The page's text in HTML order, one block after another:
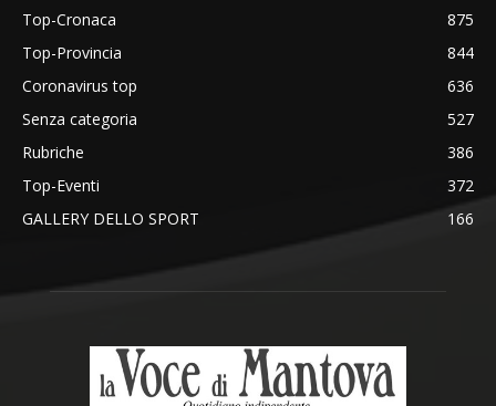
Top-Cronaca
875
Top-Provincia
844
Coronavirus top
636
Senza categoria
527
Rubriche
386
Top-Eventi
372
GALLERY DELLO SPORT
166